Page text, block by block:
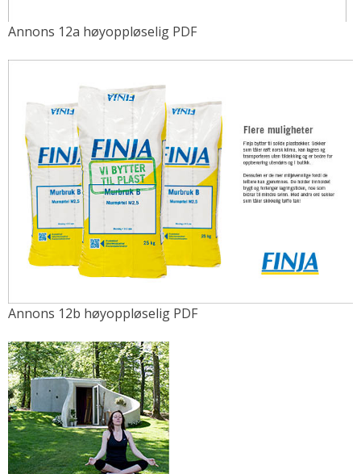
Annons 12a høyoppløselig PDF
Annons 12b høyoppløselig PDF